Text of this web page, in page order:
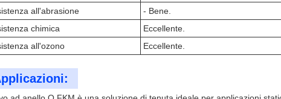
all'abrasione
- Bene.
chimica
Eccellente.
all'ozono
Eccellente.